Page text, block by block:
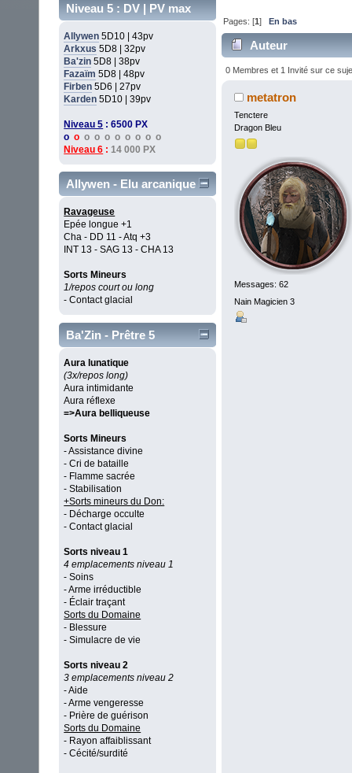
Niveau 5 : DV | PV max
Allywen 5D10 | 43pv
Arkxus 5D8 | 32pv
Ba'zin 5D8 | 38pv
Fazaïm 5D8 | 48pv
Firben 5D6 | 27pv
Karden 5D10 | 39pv
Niveau 5 : 6500 PX
oo o o o o o o o o
Niveau 6 : 14 000 PX
Allywen - Elu arcanique
Ravageuse
Epée longue +1
Cha - DD 11 - Atq +3
INT 13 - SAG 13 - CHA 13
Sorts Mineurs
1/repos court ou long
- Contact glacial
Ba'Zin - Prêtre 5
Aura lunatique
(3x/repos long)
Aura intimidante
Aura réflexe
=>Aura belliqueuse
Sorts Mineurs
- Assistance divine
- Cri de bataille
- Flamme sacrée
- Stabilisation
+Sorts mineurs du Don:
- Décharge occulte
- Contact glacial
Sorts niveau 1
4 emplacements niveau 1
- Soins
- Arme irréductible
- Éclair traçant
Sorts du Domaine
- Blessure
- Simulacre de vie
Sorts niveau 2
3 emplacements niveau 2
- Aide
- Arme vengeresse
- Prière de guérison
Sorts du Domaine
- Rayon affaiblissant
- Cécité/surdité
Pages: [1]En bas
Auteur
0 Membres et 1 Invité sur ce
metatron
Tenctere
Dragon Bleu
Messages: 62
Nain Magicien 3